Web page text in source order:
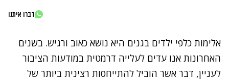
דברו איתנו
אלימות כלפי ילדים בגנים היא נושא כאוב ורגיש. בשנים
האחרונות אנו עדים לעלייה דרמטית במודעות הציבור
לעניין, דבר אשר הוביל להתייחסות רצינית ביותר של